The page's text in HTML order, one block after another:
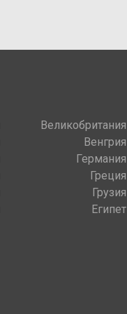
Великобритания
Венгрия
Германия
Греция
Грузия
Египет